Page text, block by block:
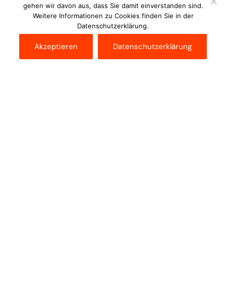
gehen wir davon aus, dass Sie damit einverstanden sind.
Weitere Informationen zu Cookies finden Sie in der
Datenschutzerklärung.
Akzeptieren Datenschutzerklärung